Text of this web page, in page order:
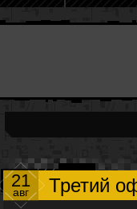
21
авг Третий